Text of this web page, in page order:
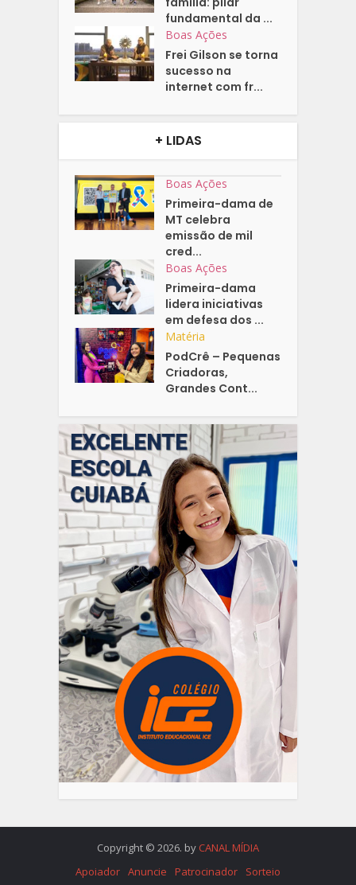
fundamental da ...
Boas Ações
Frei Gilson se torna
sucesso na
internet com fr...
+ LIDAS
Boas Ações
Primeira-dama de
MT celebra
emissão de mil
cred...
Boas Ações
Primeira-dama
lidera iniciativas
em defesa dos ...
Matéria
PodCrê – Pequenas
Criadoras,
Grandes Cont...
Copyright © 2026. by CANAL MÍDIA
Apoiador Anuncie Patrocinador Sorteio